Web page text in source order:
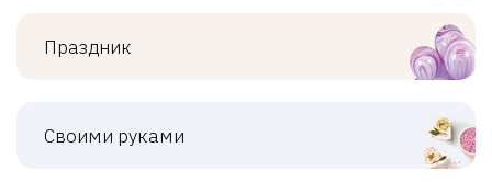
Праздник
Своими руками